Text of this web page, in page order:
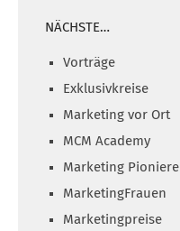
NÄCHSTE…
Vorträge
Exklusivkreise
Marketing vor Ort
MCM Academy
Marketing Pioniere
MarketingFrauen
Marketingpreise